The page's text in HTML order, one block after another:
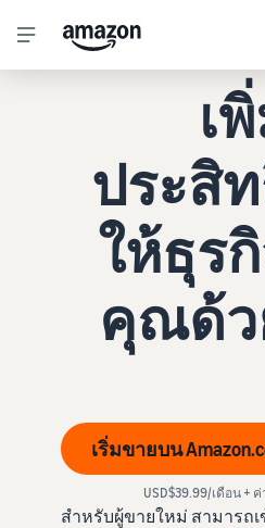
เ
ประสิ
ให้ธุร
คุณด้ว
เริ่มขายบน
USD$39.99/เดือน +
สำหรับผู้ขายใหม่ สามารถเ